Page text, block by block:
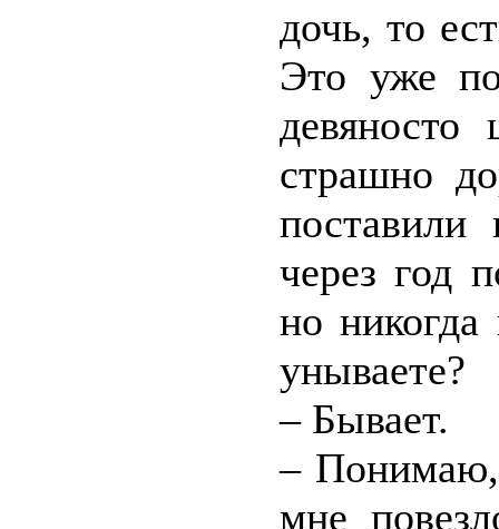
дочь, то
Это уже
девяносто
страшно
через год
но
унываете?
– Бывает.
– Понимаю,
мне